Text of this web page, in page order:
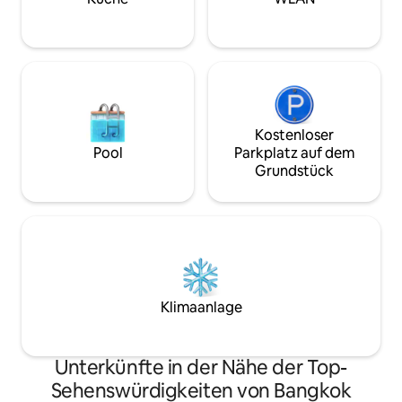
benötigst. Wir werden veranlassen, dass
der Buchung beinhaltet die Nutzung der
gesamten Unterkunft sowie die Kosten
für das Fitnesscenter, den
Swimmingpool und den Coworking-
Pool
Kostenloser
Parkplatz auf dem
Grundstück
Klimaanlage
Unterkünfte in der Nähe der Top-
Sehenswürdigkeiten von Bangkok